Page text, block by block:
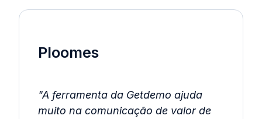
Ploomes
"A ferramenta da Getdemo ajuda
muito na comunicação de valor de